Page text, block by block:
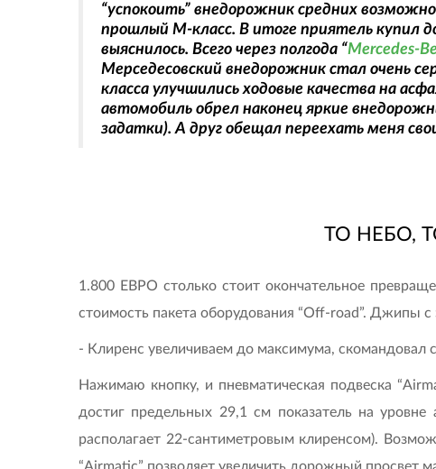
“успокоить” внедорожник средних
прошлый М-класс. В итоге приятель купил
выяснилось. Всего через полгода “Mercedes-
Мерседесовский внедорожник стал очень
класса улучшились ходовые качества на
автомобиль обрел наконец яркие
задатки). А друг обещал переехать меня
ТО НЕБО,
1.800 ЕВРО столько стоит окончательное
стоимость пакета оборудования “Off-road”. Джипы
- Клиренс увеличиваем до максимума, скомандовал
Нажимаю кнопку, и пневматическая подвеска
достиг предельных 29,1 см показатель на
располагает 22-сантиметровым клиренсом).
“Airmatic” позволяет увеличить дорожный просвет